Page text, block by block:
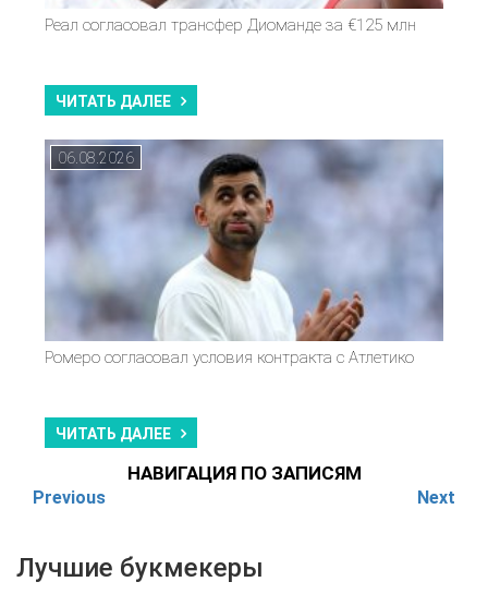
Лучшие букмекеры
Реал согласовал трансфер Диоманде за €125 млн
ЧИТАТЬ ДАЛЕЕ
06.08.2026
Ромеро согласовал условия контракта с Атлетико
ЧИТАТЬ ДАЛЕЕ
НАВИГАЦИЯ ПО ЗАПИСЯМ
Previous Next